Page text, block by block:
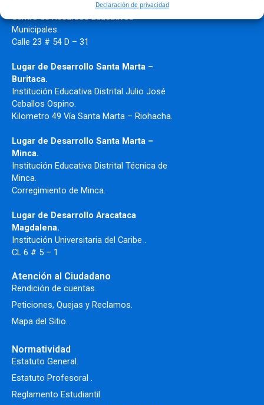
Declaración de privacidad
Centro de Recursos Educativos
Municipales.
Calle 23 # 54 D – 31
Lugar de Desarrollo Santa Marta –
Buritaca.
Institución Educativa Distrital Julio José
Ceballos Ospino.
Kilometro 49 Vía Santa Marta – Riohacha.
Lugar de Desarrollo Santa Marta –
Minca.
Institución Educativa Distrital Técnica de
Minca.
Corregimiento de Minca.
Lugar de Desarrollo Aracataca
Magdalena.
Institución Universitaria del Caribe .
CL 6 # 5 – 1
Atención al Ciudadano
Rendición de cuentas.
Peticiones, Quejas y Reclamos.
Mapa del Sitio.
Normatividad
Estatuto General.
Estatuto Profesoral .
Reglamento Estudiantil.